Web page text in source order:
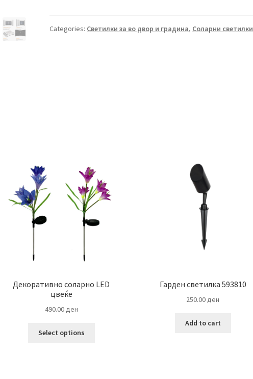
quantity
Categories: Светилки за во двор и градина, Соларни светилки
Декоративно соларно LED
цвеќе
490.00 ден
Select options
Гарден светилка 593810
250.00 ден
Add to cart